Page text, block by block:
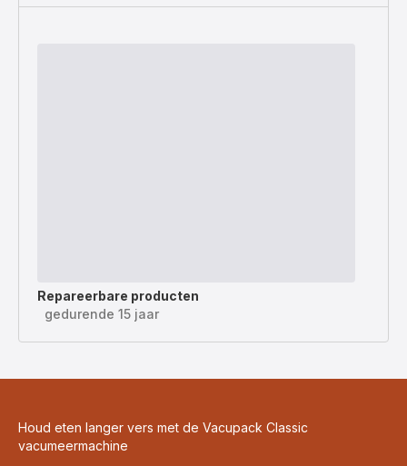
Repareerbare producten
gedurende 15 jaar
Houd eten langer vers met de Vacupack Classic
vacumeermachine